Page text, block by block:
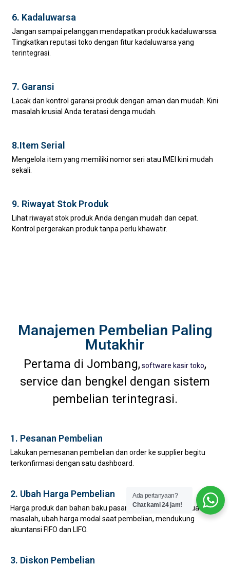
6. Kadaluwarsa
Jangan sampai pelanggan mendapatkan produk kadaluwarssa.
Tingkatkan reputasi toko dengan fitur kadaluwarsa yang
terintegrasi.
7. Garansi
Lacak dan kontrol garansi produk dengan aman dan mudah. Kini
masalah krusial Anda teratasi denga mudah.
8.Item Serial
Mengelola item yang memiliki nomor seri atau IMEI kini mudah
sekali.
9. Riwayat Stok Produk
Lihat riwayat stok produk Anda dengan mudah dan cepat.
Kontrol pergerakan produk tanpa perlu khawatir.
Manajemen Pembelian Paling
Mutakhir
Pertama di Jombang, software kasir toko,
service dan bengkel dengan sistem
pembelian terintegrasi.
1. Pesanan Pembelian
Lakukan pemesanan pembelian dan order ke supplier begitu
terkonfirmasi dengan satu dashboard.
2. Ubah Harga Pembelian
Harga produk dan bahan baku pasang surut bukan lagi suatu
masalah, ubah harga modal saat pembelian, mendukung
akuntansi FIFO dan LIFO.
3. Diskon Pembelian
Ada pertanyaan?
Chat kami 24 jam!